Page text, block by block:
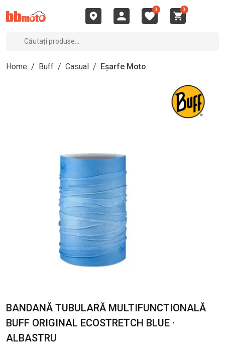
0 0
Home / Buff / Casual / Eșarfe Moto
BANDANĂ TUBULARĂ MULTIFUNCTIONALĂ
BUFF ORIGINAL ECOSTRETCH BLUE ·
ALBASTRU